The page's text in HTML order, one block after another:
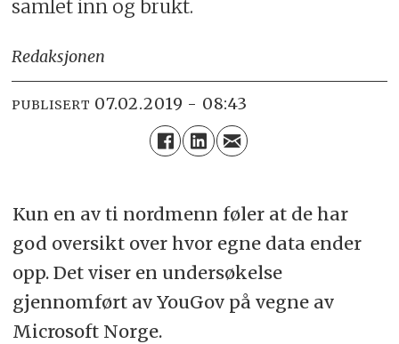
samlet inn og brukt.
Redaksjonen
PUBLISERT 07.02.2019 - 08:43
Kun en av ti nordmenn føler at de har
god oversikt over hvor egne data ender
opp. Det viser en undersøkelse
gjennomført av YouGov på vegne av
Microsoft Norge.